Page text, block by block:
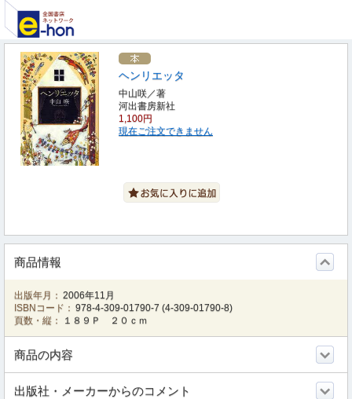
ヘンリエッタ
中山咲／著
河出書房新社
1,100円
現在ご注文できません
商品情報
出版年月： 2006年11月
ISBNコード： 978-4-309-01790-7 (4-309-01790-8)
頁数・縦：
１８９Ｐ ２０ｃｍ
商品の内容
出版社・メーカーからのコメント